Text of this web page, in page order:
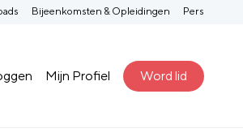
Mijn Profiel Word lid
Bijeenkomsten & Opleidingen Pers